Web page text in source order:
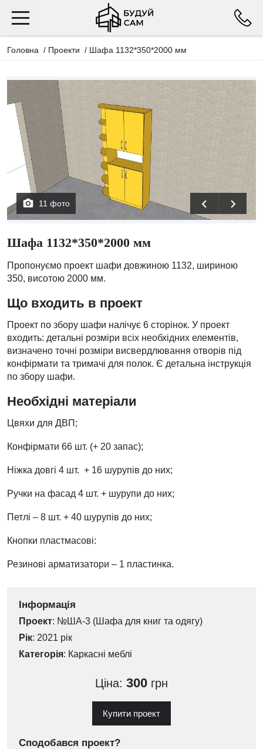
Головна / Проекти / Шафа 1132*350*2000 мм
11 фото
Шафа 1132*350*2000 мм
Пропонуємо проект шафи довжиною 1132, шириною
350, висотою 2000 мм.
Що входить в проект
Проект по збору шафи налічує 6 сторінок. У проект
входить: детальні розміри всіх необхідних елементів,
визначено точні розміри висвердлювання отворів під
конфірмати та тримачі для полок. Є детальна інструкція
по збору шафи.
Необхідні матеріали
Цвяхи для ДВП;
Конфірмати 66 шт. (+ 20 запас);
Ніжка довгі 4 шт. + 16 шурупів до них;
Ручки на фасад 4 шт. + шурупи до них;
Петлі – 8 шт. + 40 шурупів до них;
Кнопки пластмасові:
Резинові арматизатори – 1 пластинка.
Інформація
Проект: №ША-3 (Шафа для книг та одягу)
Рік: 2021 рік
Категорія: Каркасні меблі
Ціна: 300 грн
Купити проект
Сподобався проект?